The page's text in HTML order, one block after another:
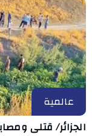
عالمية
الجزائر/ قتلى